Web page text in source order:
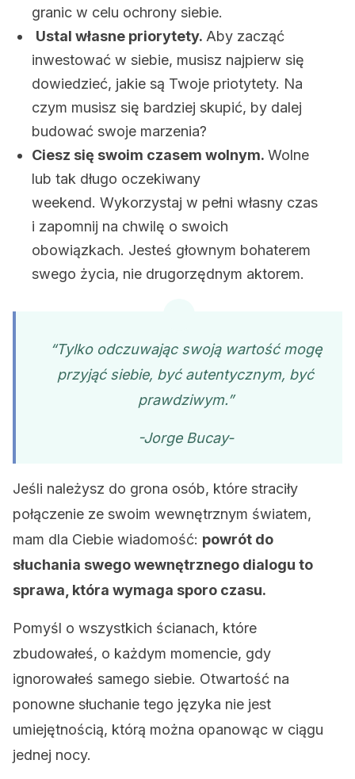
granic w celu ochrony siebie.
Ustal własne priorytety. Aby zacząć
inwestować w siebie, musisz najpierw się
dowiedzieć, jakie są Twoje priotytety. Na
czym musisz się bardziej skupić, by dalej
budować swoje marzenia?
Ciesz się swoim czasem wolnym. Wolne
lub tak długo oczekiwany
weekend. Wykorzystaj w pełni własny czas
i zapomnij na chwilę o swoich
obowiązkach. Jesteś głownym bohaterem
swego życia, nie drugorzędnym aktorem.
“Tylko odczuwając swoją wartość mogę
przyjąć siebie, być autentycznym, być
prawdziwym.”
-Jorge Bucay-
Jeśli należysz do grona osób, które straciły
połączenie ze swoim wewnętrznym światem,
mam dla Ciebie wiadomość: powrót do
słuchania swego wewnętrznego dialogu to
sprawa, która wymaga sporo czasu.
Pomyśl o wszystkich ścianach, które
zbudowałeś, o każdym momencie, gdy
ignorowałeś samego siebie. Otwartość na
ponowne słuchanie tego języka nie jest
umiejętnością, którą można opanowąc w ciągu
jednej nocy.